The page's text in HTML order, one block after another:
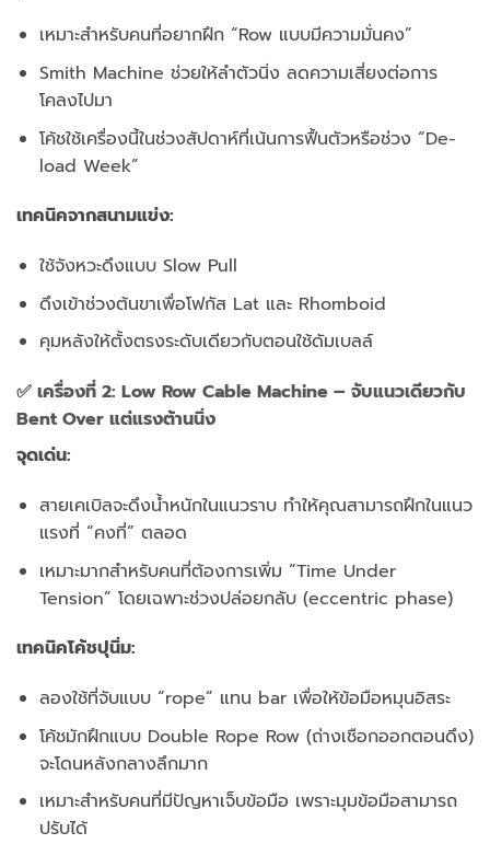
เหมาะสำหรับคนที่อยากฝึก “Row แบบมีความมั่นคง”
Smith Machine ช่วยให้ลำตัวนิ่ง ลดความเสี่ยงต่อการ
โคลงไปมา
โค้ชใช้เครื่องนี้ในช่วงสัปดาห์ที่เน้นการฟื้นตัวหรือช่วง “De-
load Week”
เทคนิคจากสนามแข่ง:
ใช้จังหวะดึงแบบ Slow Pull
ดึงเข้าช่วงต้นขาเพื่อโฟกัส Lat และ Rhomboid
คุมหลังให้ตั้งตรงระดับเดียวกับตอนใช้ดัมเบลล์
✅ เครื่องที่ 2: Low Row Cable Machine – จับแนวเดียวกับ
Bent Over แต่แรงต้านนิ่ง
จุดเด่น:
สายเคเบิลจะดึงน้ำหนักในแนวราบ ทำให้คุณสามารถฝึกในแนว
แรงที่ “คงที่” ตลอด
เหมาะมากสำหรับคนที่ต้องการเพิ่ม “Time Under
Tension” โดยเฉพาะช่วงปล่อยกลับ (eccentric phase)
เทคนิคโค้ชปุนิ่ม:
ลองใช้ที่จับแบบ “rope” แทน bar เพื่อให้ข้อมือหมุนอิสระ
โค้ชมักฝึกแบบ Double Rope Row (ถ่างเชือกออกตอนดึง)
จะโดนหลังกลางลึกมาก
เหมาะสำหรับคนที่มีปัญหาเจ็บข้อมือ เพราะมุมข้อมือสามารถ
ปรับได้